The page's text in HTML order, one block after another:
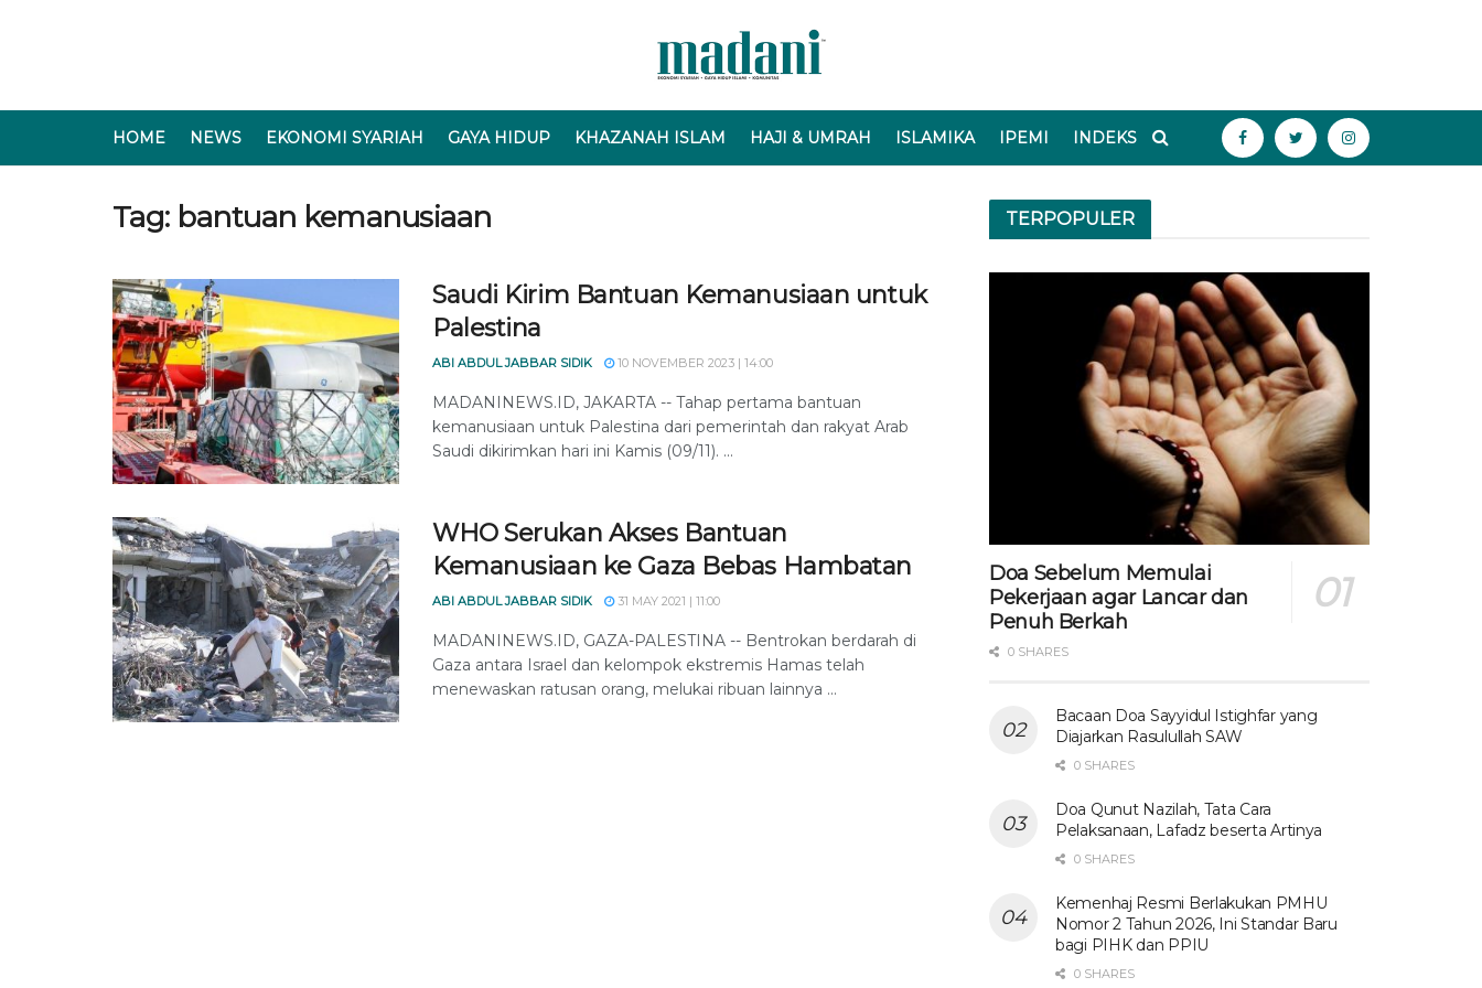
HOME NEWS EKONOMI SYARIAH GAYA HIDUP KHAZANAH ISLAM HAJI & UMRAH ISLAMIKA IPEMI INDEKS
Tag: bantuan kemanusiaan
Saudi Kirim Bantuan Kemanusiaan untuk
Palestina
ABI ABDUL JABBAR SIDIK 10 NOVEMBER 2023 | 14:00
MADANINEWS.ID, JAKARTA -- Tahap pertama bantuan
kemanusiaan untuk Palestina dari pemerintah dan rakyat Arab
Saudi dikirimkan hari ini Kamis (09/11). ...
WHO Serukan Akses Bantuan
Kemanusiaan ke Gaza Bebas Hambatan
ABI ABDUL JABBAR SIDIK 31 MAY 2021 | 11:00
MADANINEWS.ID, GAZA-PALESTINA -- Bentrokan berdarah di
Gaza antara Israel dan kelompok ekstremis Hamas telah
menewaskan ratusan orang, melukai ribuan lainnya ...
TERPOPULER
Doa Sebelum Memulai
Pekerjaan agar Lancar dan
Penuh Berkah
0 SHARES
Bacaan Doa Sayyidul Istighfar yang
Diajarkan Rasulullah SAW
0 SHARES
Doa Qunut Nazilah, Tata Cara
Pelaksanaan, Lafadz beserta Artinya
0 SHARES
Kemenhaj Resmi Berlakukan PMHU
Nomor 2 Tahun 2026, Ini Standar Baru
bagi PIHK dan PPIU
0 SHARES